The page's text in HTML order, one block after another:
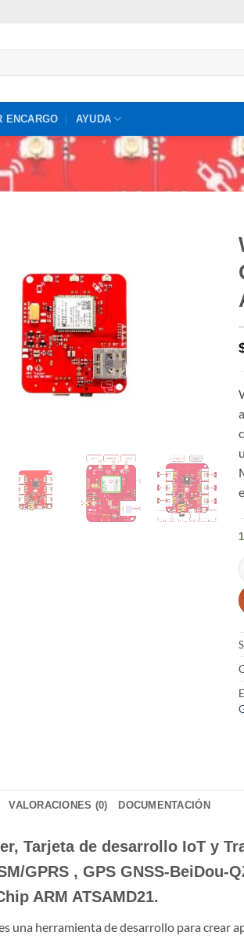
ENCARGO AYUDA
VALORACIONES (0) DOCUMENTACIÓN
Tarjeta de desarrollo IoT y
GPRS , GPS GNSS-
ARM ATSAMD21.
una herramienta de desarrollo para crear